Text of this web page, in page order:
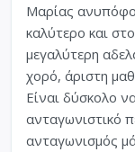
Μαρίας
καλύτερο και
μεγαλύτερη
χορό, άριστη
Είναι δύσκολο
ανταγωνιστικό
ανταγωνισμός